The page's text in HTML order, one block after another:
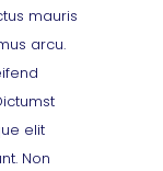
mauris
arcu.
elit
Non